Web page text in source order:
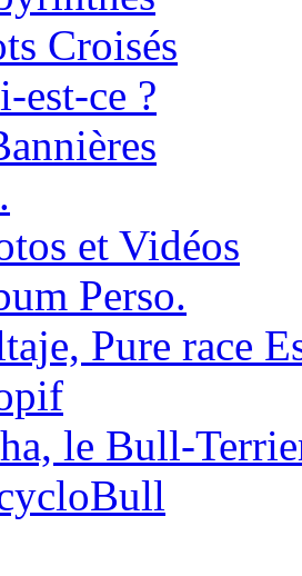
Croisés
est-ce ?
et Vidéos
Perso.
Pure race
le Bull-